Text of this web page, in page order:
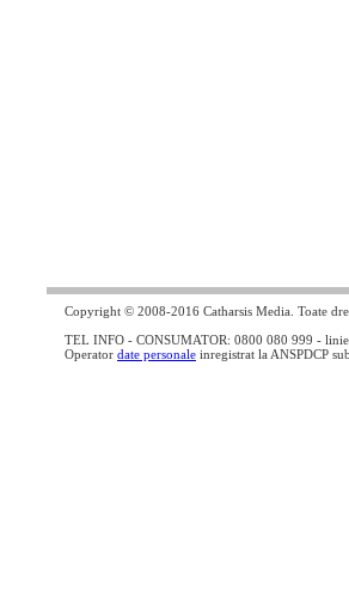
Copyright © 2008-2016 Catharsis Media. Toate
TEL INFO - CONSUMATOR: 0800 080 999 -
Operator date personale inregistrat la ANSPDCP